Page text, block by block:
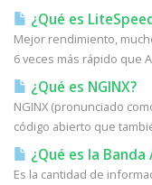
¿Qué es
Mejor rendimiento,
6 veces más rápido que
¿Qué es NGINX?
NGINX (pronunciado
código abierto que
¿Qué es la
Es la cantidad de